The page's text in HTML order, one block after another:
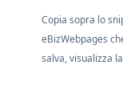
Copia sopra lo
eBizWebpages
salva, visualizza